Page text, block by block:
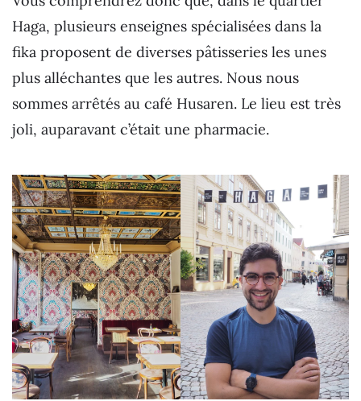
Haga, plusieurs enseignes spécialisées dans la
fika proposent de diverses pâtisseries les unes
plus alléchantes que les autres. Nous nous
sommes arrêtés au café Husaren. Le lieu est très
joli, auparavant c’était une pharmacie.